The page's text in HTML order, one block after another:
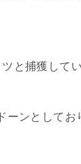
と捕獲して
ンとしてお